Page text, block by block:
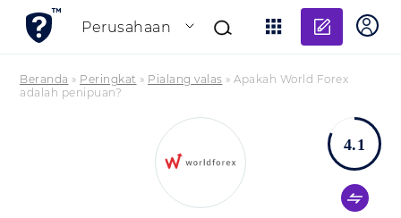
Perusahaan
Beranda » Peringkat » Pialang valas » Apakah World Forex
adalah penipuan?
4.1